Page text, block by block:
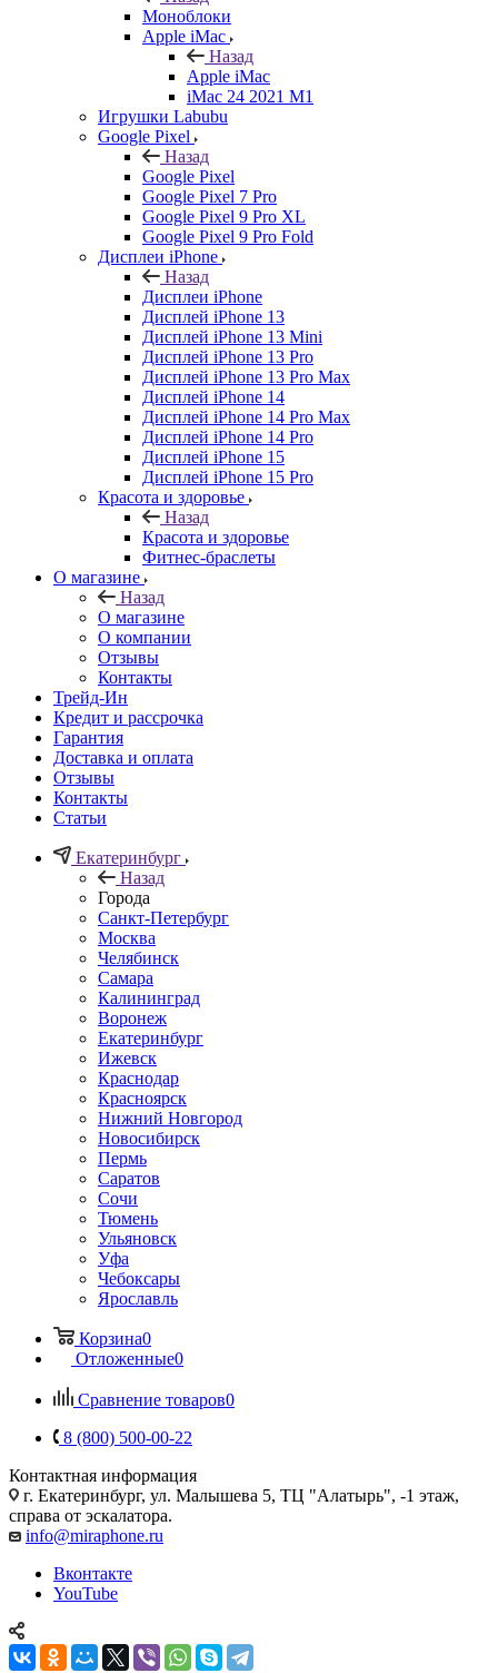
Моноблоки
Apple iMac
Назад
Apple iMac
iMac 24 2021 M1
Игрушки Labubu
Google Pixel
Назад
Google Pixel
Google Pixel 7 Pro
Google Pixel 9 Pro XL
Google Pixel 9 Pro Fold
Дисплеи iPhone
Назад
Дисплеи iPhone
Дисплей iPhone 13
Дисплей iPhone 13 Mini
Дисплей iPhone 13 Pro
Дисплей iPhone 13 Pro Max
Дисплей iPhone 14
Дисплей iPhone 14 Pro Max
Дисплей iPhone 14 Pro
Дисплей iPhone 15
Дисплей iPhone 15 Pro
Красота и здоровье
Назад
Красота и здоровье
Фитнес-браслеты
О магазине
Назад
О магазине
О компании
Отзывы
Контакты
Трейд-Ин
Кредит и рассрочка
Гарантия
Доставка и оплата
Отзывы
Контакты
Статьи
Екатеринбург
Назад
Города
Санкт-Петербург
Москва
Челябинск
Самара
Калининград
Воронеж
Екатеринбург
Ижевск
Краснодар
Красноярск
Нижний Новгород
Новосибирск
Пермь
Саратов
Сочи
Тюмень
Ульяновск
Уфа
Чебоксары
Ярославль
Корзина0
Отложенные0
Сравнение товаров0
8 (800) 500-00-22
Контактная информация
г. Екатеринбург, ул. Малышева 5, ТЦ "Алатырь", -1 этаж,
справа от эскалатора.
info@miraphone.ru
Вконтакте
YouTube